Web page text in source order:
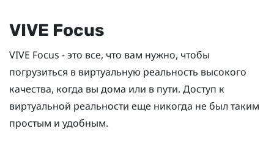
VIVE Focus
VIVE Focus - это все, что вам нужно, чтобы
погрузиться в виртуальную реальность высокого
качества, когда вы дома или в пути. Доступ к
виртуальной реальности еще никогда не был таким
простым и удобным.